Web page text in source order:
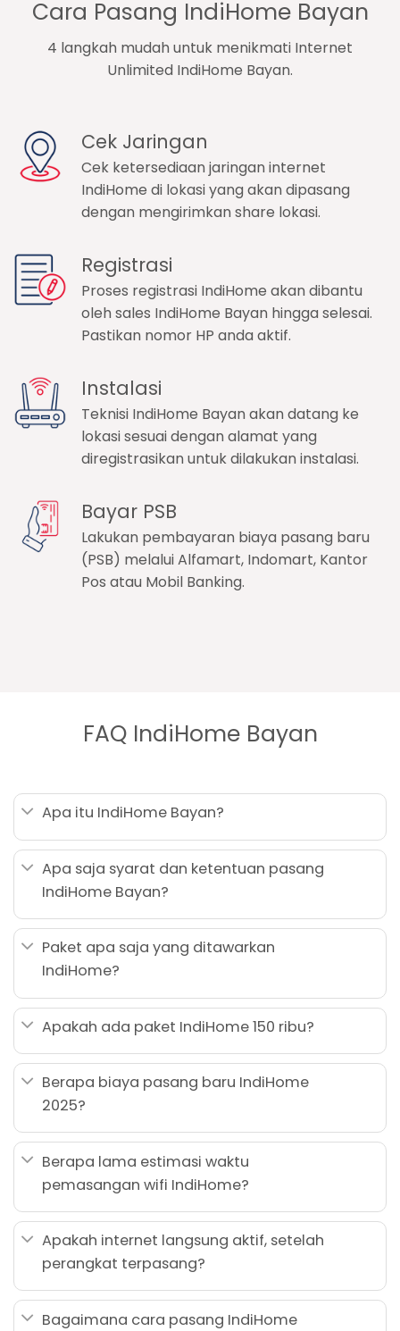
Cara Pasang IndiHome Bayan
4 langkah mudah untuk menikmati Internet
Unlimited IndiHome Bayan.
Cek Jaringan
Cek ketersediaan jaringan internet
IndiHome di lokasi yang akan dipasang
dengan mengirimkan share lokasi.
Registrasi
Proses registrasi IndiHome akan dibantu
oleh sales IndiHome Bayan hingga selesai.
Pastikan nomor HP anda aktif.
Instalasi
Teknisi IndiHome Bayan akan datang ke
lokasi sesuai dengan alamat yang
diregistrasikan untuk dilakukan instalasi.
Bayar PSB
Lakukan pembayaran biaya pasang baru
(PSB) melalui Alfamart, Indomart, Kantor
Pos atau Mobil Banking.
FAQ IndiHome Bayan
Apa itu IndiHome Bayan?
Apa saja syarat dan ketentuan pasang
IndiHome Bayan?
Paket apa saja yang ditawarkan
IndiHome?
Apakah ada paket IndiHome 150 ribu?
Berapa biaya pasang baru IndiHome
2025?
Berapa lama estimasi waktu
pemasangan wifi IndiHome?
Apakah internet langsung aktif, setelah
perangkat terpasang?
Bagaimana cara pasang IndiHome